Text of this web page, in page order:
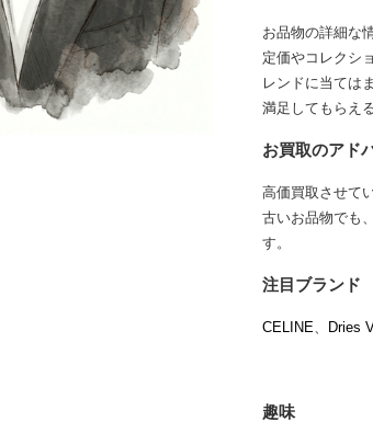
お品物の詳細な
定価やコレクシ
レンドに当ては
満足してもらえ
お買取のアド
高価買取させて
古いお品物でも
す。
注目ブランド
CELINE Dries
趣味